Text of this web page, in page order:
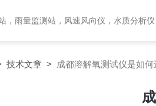
，雨量监测站，风速风向仪，水质分析
技术文章 > 成都溶解氧测试仪是如